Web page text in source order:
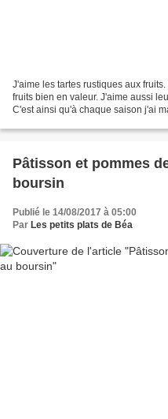
J'aime les tartes rustiques aux
fruits bien en valeur. J'aime aussi
C'est ainsi qu'à chaque saison j'ai
Pâtisson et pommes
boursin
Publié le 14/08/2017 à 05:00
Par Les petits plats de Béa